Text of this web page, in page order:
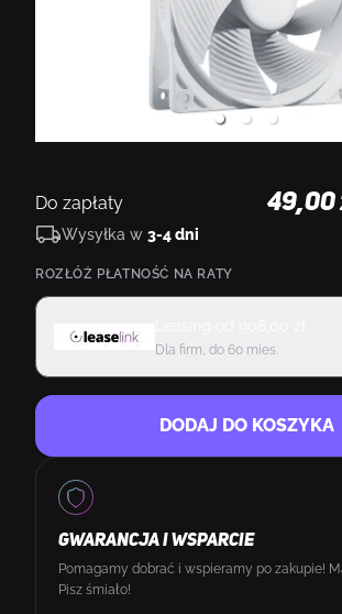
Do zapłaty 49,00
Wysyłka w 3-4 dni
ROZŁÓŻ PŁATNOŚĆ NA RATY
Dla firm, do 60 mies.
DODAJ DO KOSZYKA
GWARANCJA I WSPARCIE
Pomagamy dobrać i wspieramy po zakupie!
Pisz śmiało!